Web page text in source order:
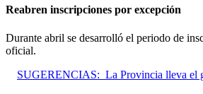
Reabren inscripciones por excepción
Durante abril se desarrolló el periodo de
oficial.
SUGERENCIAS: La Provincia lleva el